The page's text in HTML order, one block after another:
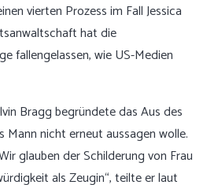
vierten Prozess im Fall Jessica
hat die
fallengelassen, wie US-Medien
Bragg begründete das Aus des
Mann nicht erneut aussagen wolle.
glauben der Schilderung von Frau
als Zeugin“, teilte er laut